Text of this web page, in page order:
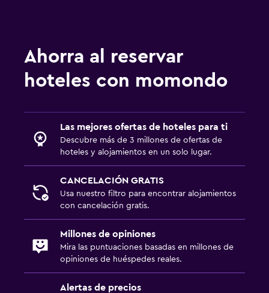
Ahorra al reservar
hoteles con momondo
Las mejores ofertas de hoteles para ti
Descubre más de 3 millones de ofertas de
hoteles y alojamientos en un solo lugar.
CANCELACIÓN GRATIS
Usa nuestro filtro para encontrar alojamientos
con cancelación gratis.
Millones de opiniones
Mira las puntuaciones basadas en millones de
opiniones de huéspedes reales.
Alertas de precios